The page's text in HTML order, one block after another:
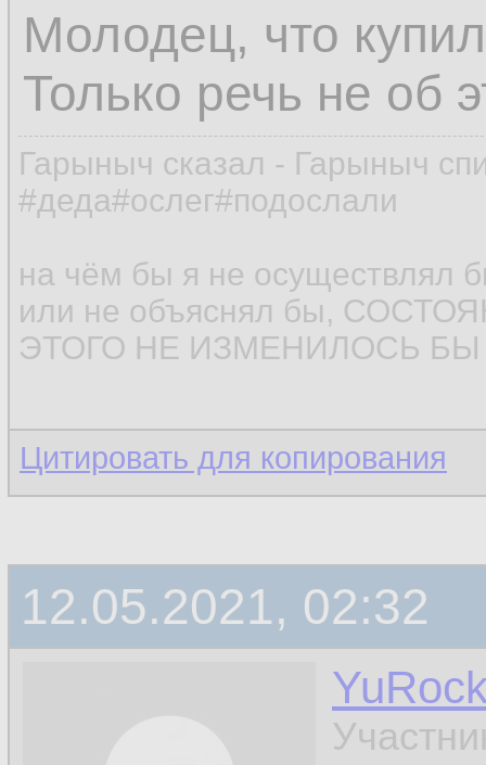
Молодец, что
Только речь не об
Гарыныч сказал - Гарыныч
#деда#ослег#подослали
на чём бы я не осуществлял
или не объяснял бы,
ЭТОГО НЕ ИЗМЕНИЛОСЬ БЫ
Цитировать для копирования
12.05.2021, 02:32